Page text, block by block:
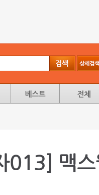
013] 맥